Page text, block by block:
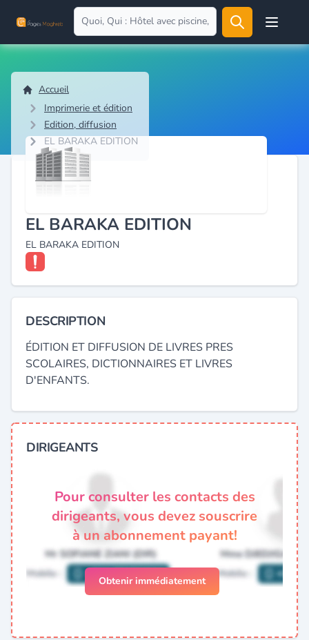
Open
Accueil
Imprimerie et édition
Edition, diffusion
EL BARAKA EDITION
EL BARAKA EDITION
EL BARAKA EDITION
DESCRIPTION
ÉDITION ET DIFFUSION DE LIVRES PRES
SCOLAIRES, DICTIONNAIRES ET LIVRES
D'ENFANTS.
DIRIGEANTS
Pour consulter les contacts des
dirigeants, vous devez souscrire
à un abonnement payant!
Obtenir immédiatement